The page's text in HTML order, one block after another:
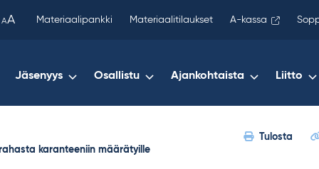
AA Materiaalipankki Materiaalitilaukset A-kassa
Jäsenyys Osallistu Ajankohtaista Liitto
karanteeniin määrätyille
Tulosta
copied
your
clipboard.)